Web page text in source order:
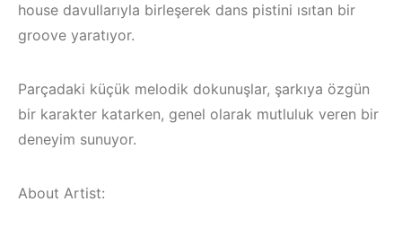
/ Bodrum /
/
/
Müzik
2022
İzmir ‘in Yeni
Elektronik Müzik
house davullarıyla birleşerek dans pistini ısıtan bir
groove yaratıyor.
Parçadaki küçük melodik dokunuşlar, şarkıya özgün
bir karakter katarken, genel olarak mutluluk veren bir
deneyim sunuyor.
About Artist: